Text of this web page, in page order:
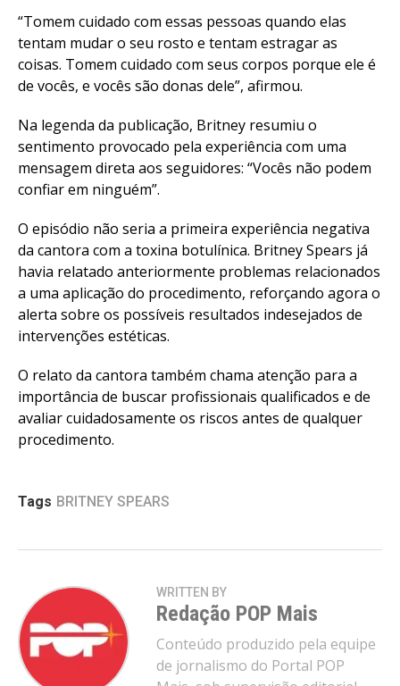
“Tomem cuidado com essas pessoas quando elas
tentam mudar o seu rosto e tentam estragar as
coisas. Tomem cuidado com seus corpos porque ele é
de vocês, e vocês são donas dele”, afirmou.
Na legenda da publicação, Britney resumiu o
sentimento provocado pela experiência com uma
mensagem direta aos seguidores: “Vocês não podem
confiar em ninguém”.
O episódio não seria a primeira experiência negativa
da cantora com a toxina botulínica. Britney Spears já
havia relatado anteriormente problemas relacionados
a uma aplicação do procedimento, reforçando agora o
alerta sobre os possíveis resultados indesejados de
intervenções estéticas.
O relato da cantora também chama atenção para a
importância de buscar profissionais qualificados e de
avaliar cuidadosamente os riscos antes de qualquer
procedimento.
Tags BRITNEY SPEARS
WRITTEN BY
Redação POP Mais
Conteúdo produzido pela equipe
de jornalismo do Portal POP